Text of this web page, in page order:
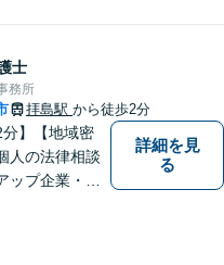
かるべき方向
ります。まず
談ください。
士
務所
拝島駅 から徒歩2分
分】【地域密
人の法律相談
ップ企業・中
詳細を見
る